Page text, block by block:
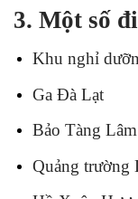
3. Một số
Khu nghỉ
Ga Đà Lạt
Bảo Tàng
Quảng trường